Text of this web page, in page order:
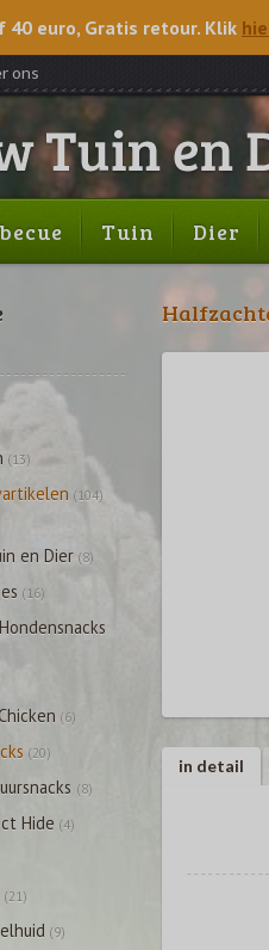
40 euro, Gratis retour. Klik
ons
Tuin Dier
in detail
(13)
(104)
en Dier (8)
(16)
(6)
(20)
(8)
Hide (4)
(21)
(9)